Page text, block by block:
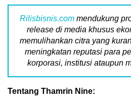
Rilisbisnis.com mendukung
release di media khusus
memulihankan citra yang
meningkatan reputasi para
korporasi, institusi ataupun
Tentang Thamrin Nine: